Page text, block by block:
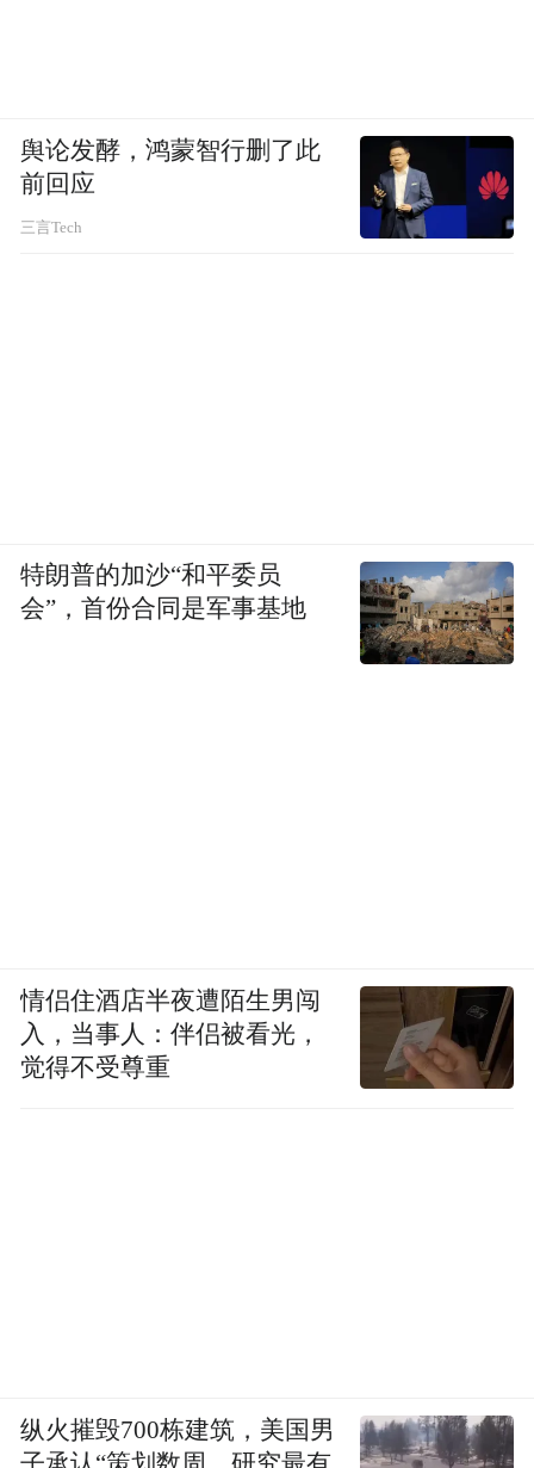
舆论发酵，鸿蒙智行删了此
前回应
三言Tech
特朗普的加沙“和平委员
会”，首份合同是军事基地
情侣住酒店半夜遭陌生男闯
入，当事人：伴侣被看光，
觉得不受尊重
纵火摧毁700栋建筑，美国男